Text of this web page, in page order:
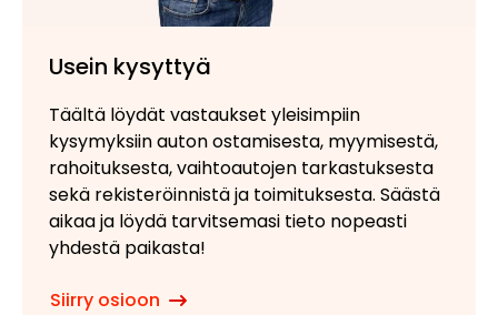
Usein kysyttyä
Täältä löydät vastaukset yleisimpiin
kysymyksiin auton ostamisesta, myymisestä,
rahoituksesta, vaihtoautojen tarkastuksesta
sekä rekisteröinnistä ja toimituksesta. Säästä
aikaa ja löydä tarvitsemasi tieto nopeasti
yhdestä paikasta!
Siirry osioon